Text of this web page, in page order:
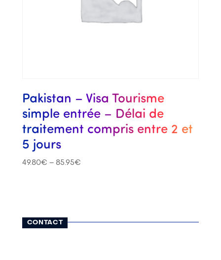
Pakistan – Visa Tourisme
simple entrée – Délai de
traitement compris entre 2 et
5 jours
49.80€ – 85.95€
CONTACT